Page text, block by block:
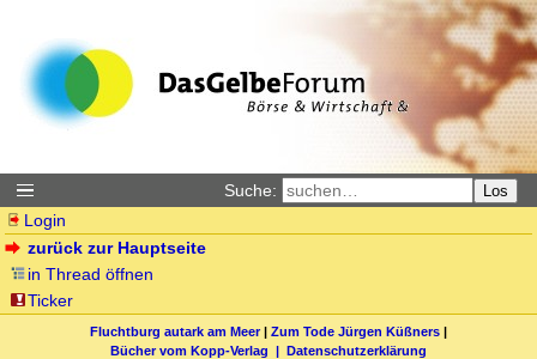
Suche: Los
Login
zurück zur Hauptseite
in Thread öffnen
Ticker
Fluchtburg autark am Meer| Zum Tode Jürgen Küßners |
Bücher vom Kopp-Verlag | Datenschutzerklärung